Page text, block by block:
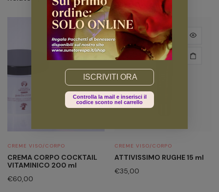
€109,50.€90,00.
CREME VISO/CORPO
CREMA CORPO COCKTAIL
VITAMINICO 200 ml
€60,00
CREME VISO/CORPO
ATTIVISSIMO RUGHE 15 ml
€35,00
Email
Controlla la mail e inserisci il
codice sconto nel carrello